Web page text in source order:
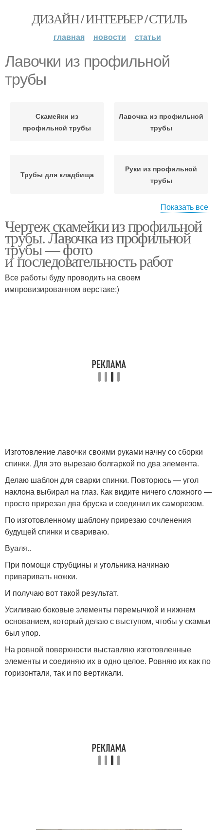
ДИЗАЙН / ИНТЕРЬЕР / СТИЛЬ
главная новости статьи
Лавочки из профильной
трубы
Скамейки из
профильной трубы
Лавочка из профильной
трубы
Трубы для кладбища
Руки из профильной
трубы
Трубы на кладбище Профильная труба
Трубы для садовой
мебели
Лавочка с профильной
Показать все
Чертеж скамейки из профильной
трубы. Лавочка из профильной
трубы — фото
и последовательность работ
Все работы буду проводить на своем
импровизированном верстаке:)
Изготовление лавочки своими руками начну со сборки
спинки. Для это вырезаю болгаркой по два элемента.
Делаю шаблон для сварки спинки. Повторюсь — угол
наклона выбирал на глаз. Как видите ничего сложного —
просто прирезал два бруска и соединил их саморезом.
По изготовленному шаблону прирезаю сочленения
будущей спинки и свариваю.
Вуаля..
При помощи струбцины и угольника начинаю
приваривать ножки.
И получаю вот такой результат.
Усиливаю боковые элементы перемычкой и нижнем
основанием, который делаю с выступом, чтобы у скамьи
был упор.
На ровной поверхности выставляю изготовленные
элементы и соединяю их в одно целое. Ровняю их как по
горизонтали, так и по вертикали.